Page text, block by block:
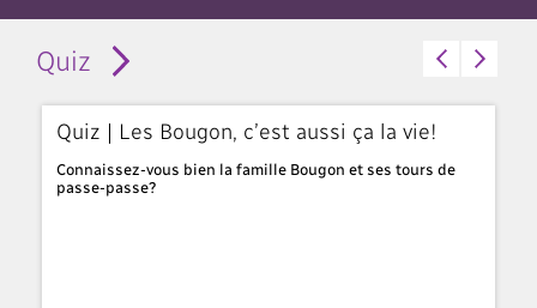
Quiz
Quiz | Les Bougon, c’est aussi ça la vie!
Connaissez-vous bien la famille Bougon et ses tours de
passe-passe?